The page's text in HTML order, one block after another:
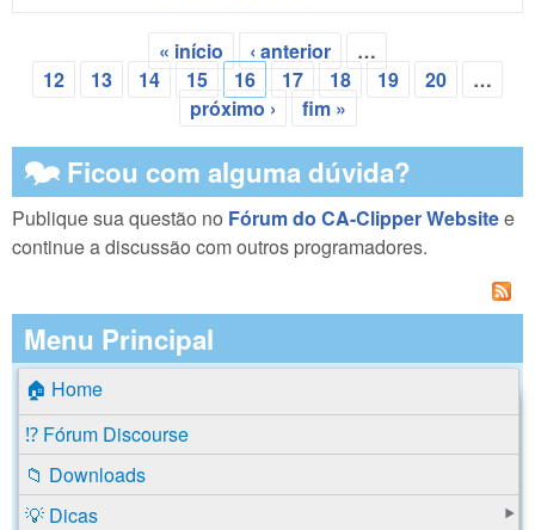
Páginas
« início ‹ anterior
…
12
13 14 15 16 17 18 19 20
…
próximo ›
fim »
🗫 Ficou com alguma dúvida?
Publique sua questão no Fórum do CA-Clipper Websitee
continue a discussão com outros programadores.
Menu Principal
🏠 Home
⁉️ Fórum Discourse
📁 Downloads
💡 Dicas